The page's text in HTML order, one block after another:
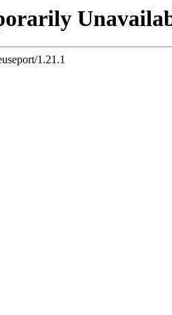
1.21.1